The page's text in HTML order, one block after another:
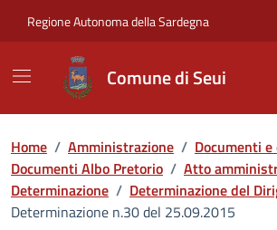
Regione Autonoma della Sardegna
Comune di Seui
Home / Amministrazione / Documenti
Documenti Albo Pretorio / Atto
Determinazione / Determinazione del
Determinazione n.30 del 25.09.2015